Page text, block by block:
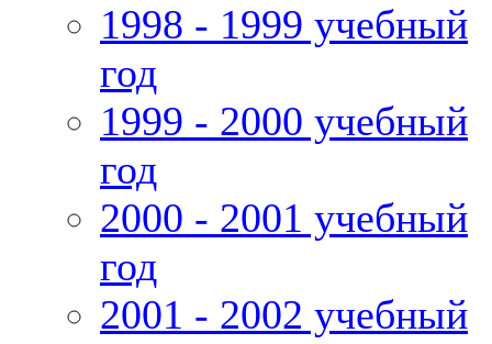
1998 - 1999 учебный
год
1999 - 2000 учебный
год
2000 - 2001 учебный
год
2001 - 2002 учебный